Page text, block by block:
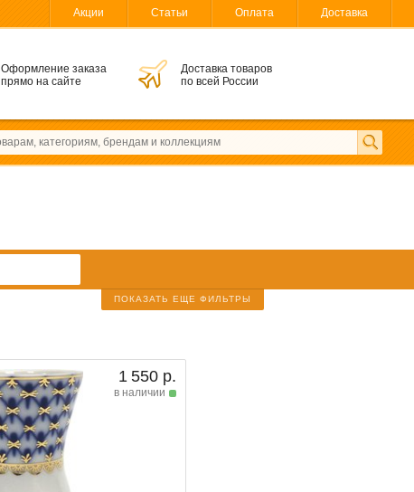
Акции Статьи Оплата Доставка
Оформление заказа
прямо на сайте
Доставка товаров
по всей России
ПОКАЗАТЬ ЕЩЕ ФИЛЬТРЫ
1 550 р.
в наличии